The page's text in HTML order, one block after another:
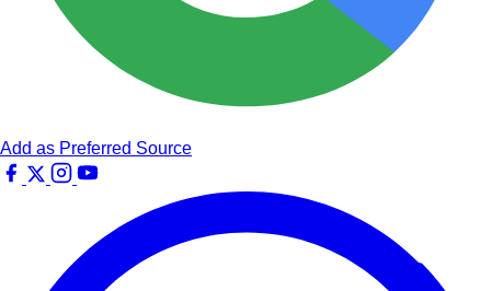
Add as Preferred Source